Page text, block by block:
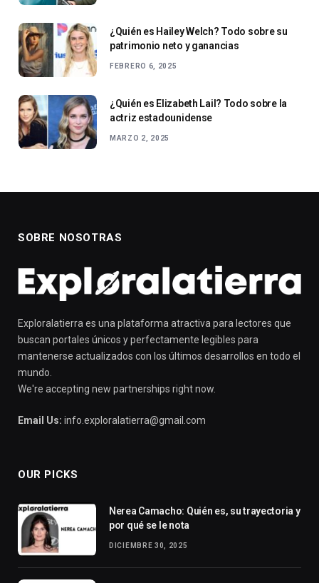
¿Quién es Hailey Welch? Todo sobre su
patrimonio neto y ganancias
FEBRERO 6, 2025
¿Quién es Elizabeth Lail? Todo sobre la
actriz estadounidense
MARZO 2, 2025
SOBRE NOSOTRAS
Exploralatierra es una plataforma atractiva para lectores que
buscan portales únicos y perfectamente legibles para
mantenerse actualizados con los últimos desarrollos en todo el
mundo.
We're accepting new partnerships right now.
Email Us: info.exploralatierra@gmail.com
OUR PICKS
Nerea Camacho: Quién es, su trayectoria y
por qué se le nota
DICIEMBRE 30, 2025